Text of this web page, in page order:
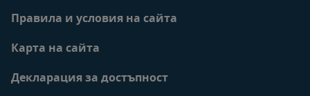
Правила и условия на сайта
Карта на сайта
Декларация за достъпност